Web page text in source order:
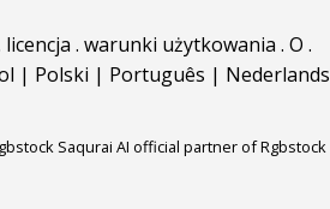
licencja . warunki użytkowania . O .
| Polski | Português | Nederlands
Saqurai AI official partner of Rgbstock